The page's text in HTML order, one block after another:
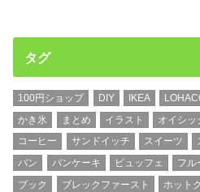
タグ
100円ショップ DIY IKEA
かき氷
まとめ イラスト オイシッ
コーヒー
サンドイッチ スイーツ
パン
パンケーキ ビュッフェ フル
ブック
ブレックファースト ホット